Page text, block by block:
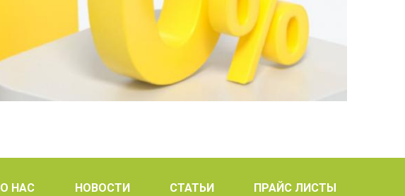
О НАС НОВОСТИ СТАТЬИ ПРАЙС ЛИСТЫ